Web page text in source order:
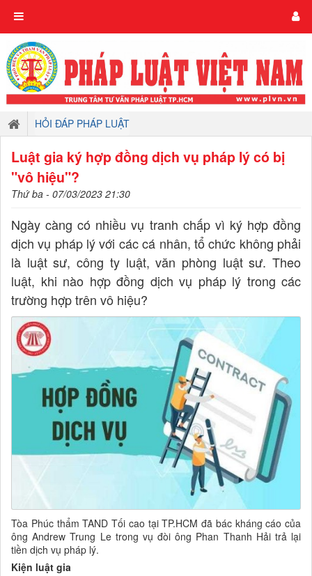
HỎI ĐÁP PHÁP LUẬT
Luật gia ký hợp đồng dịch vụ pháp lý có bị
"vô hiệu"?
Thứ ba - 07/03/2023 21:30
Ngày càng có nhiều vụ tranh chấp vì ký hợp đồng
dịch vụ pháp lý với các cá nhân, tổ chức không phải
là luật sư, công ty luật, văn phòng luật sư. Theo
luật, khi nào hợp đồng dịch vụ pháp lý trong các
trường hợp trên vô hiệu?
Tòa Phúc thẩm TAND Tối cao tại TP.HCM đã bác kháng cáo của
ông Andrew Trung Le trong vụ đòi ông Phan Thanh Hải trả lại
tiền dịch vụ pháp lý.
Kiện luật gia